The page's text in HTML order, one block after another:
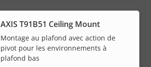
AXIS T91B51 Ceiling Mount
Montage au plafond avec action de
pivot pour les environnements à
plafond bas